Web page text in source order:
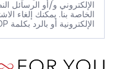
الإلكتروني و/أو الرسائل
الخاصة بنا. يمكنك إلغاء
الإلكترونية أو بالرد بكلمة STOP على أي من رسائلنا النصية